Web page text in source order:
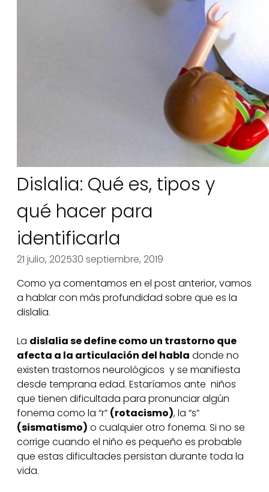
Dislalia: Qué es, tipos y
qué hacer para
identificarla
21 julio, 202530 septiembre, 2019
Como ya comentamos en el post anterior, vamos
a hablar con más profundidad sobre que es la
dislalia.
La dislalia se define como un trastorno que
afecta a la articulación del habla donde no
existen trastornos neurológicos y se manifiesta
desde temprana edad. Estaríamos ante niños
que tienen dificultada para pronunciar algún
fonema como la “r” (rotacismo), la “s”
(sismatismo) o cualquier otro fonema. Si no se
corrige cuando el niño es pequeño es probable
que estas dificultades persistan durante toda la
vida.